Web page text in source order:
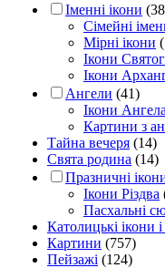
Іменні ікони
Сімейні
Мірні ікони
Ікони
Ікони
Ангели (41)
Ікони
Картини з
Тайна вечеря (14)
Свята родина (14)
Празничні
Ікони Різдва
Пасхальні
Католицькі ікони
Картини (757)
Пейзажі (124)